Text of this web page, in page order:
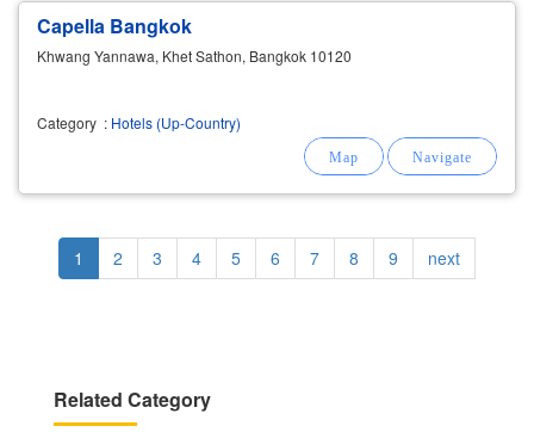
Capella Bangkok
Khwang Yannawa, Khet Sathon, Bangkok 10120
Category : Hotels (Up-Country)
Pagination
Current
page
1 Page
2 Page
3 Page
4 Page
5 Page
6 Page
7 Page
8 Page
9
Next
page
next
Related Category